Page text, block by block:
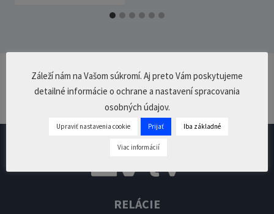
Pridaj komentár
Prepáčte, ale pred zanechaním komentára sa musíte
RELÁCIE
Záleží nám na Vašom súkromí. Aj preto Vám poskytujeme
detailné informácie o ochrane a nastavení spracovania
osobných údajov.
Upraviť nastavenia cookie Prijať Iba základné
Viac informácií